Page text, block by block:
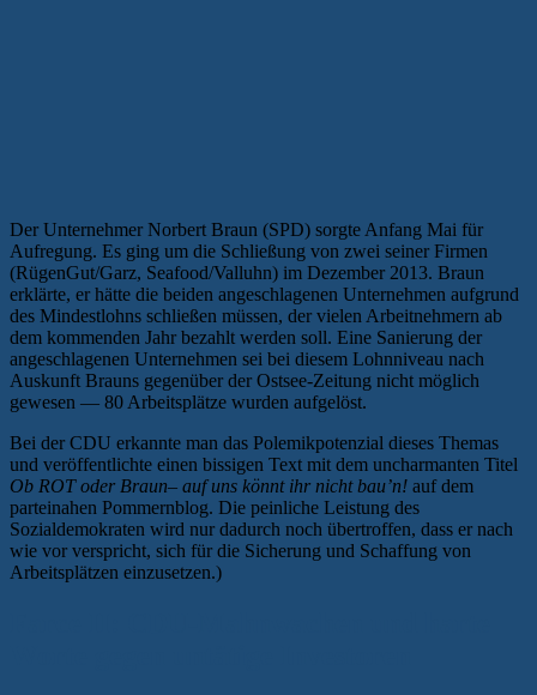
Der Unternehmer Norbert Braun (SPD) sorgte Anfang Mai für
Aufregung. Es ging um die Schließung von zwei seiner Firmen
(RügenGut/Garz, Seafood/Valluhn) im Dezember 2013. Braun
erklärte, er hätte die beiden angeschlagenen Unternehmen aufgrund
des Mindestlohns schließen müssen, der vielen Arbeitnehmern ab
dem kommenden Jahr bezahlt werden soll. Eine Sanierung der
angeschlagenen Unternehmen sei bei diesem Lohnniveau nach
Auskunft Brauns gegenüber der Ostsee-Zeitung nicht möglich
gewesen — 80 Arbeitsplätze wurden aufgelöst.
Bei der CDU erkannte man das Polemikpotenzial dieses Themas
und veröffentlichte einen bissigen Text mit dem uncharmanten Titel
Ob ROT oder Braun– auf uns könnt ihr nicht bau’n! auf dem
parteinahen Pommernblog. Die peinliche Leistung des
Sozialdemokraten wird nur dadurch noch übertroffen, dass er nach
wie vor verspricht, sich für die Sicherung und Schaffung von
Arbeitsplätzen einzusetzen.)